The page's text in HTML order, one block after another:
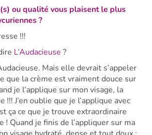
ou qualité vous plaisent le plus
?
!!!
L’Audacieuse ?
Mais elle devrait s’appeler
que la crème est vraiment douce sur
je l’applique sur mon visage, la
!!! J’en oublie que je l’applique avec
ça ce que je trouve extraordinaire
! Quand je finis de l’appliquer sur ma